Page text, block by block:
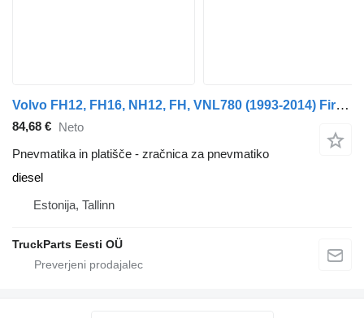
Volvo FH12, FH16, NH12, FH, VNL780 (1993-2014) Firestone FH12 1-seeria (01.93-12.02)
84,68 € Neto
Pnevmatika in platišče - zračnica za pnevmatiko
diesel
Estonija, Tallinn
TruckParts Eesti OÜ